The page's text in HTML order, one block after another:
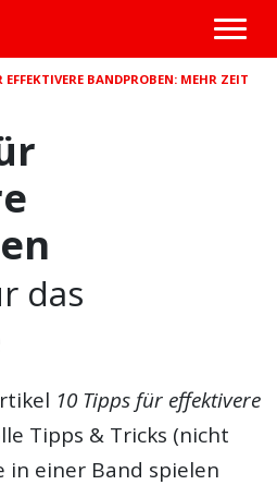
EFFEKTIVERE BANDPROBEN: MEHR ZEIT
das
10 Tipps für effektivere
Tipps & Tricks (nicht
in einer Band spielen